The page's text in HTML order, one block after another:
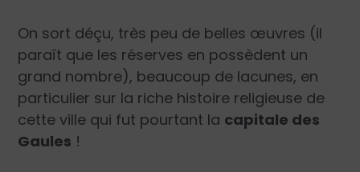
On sort déçu, très peu de belles œuvres (il
paraît que les réserves en possèdent un
grand nombre), beaucoup de lacunes, en
particulier sur la riche histoire religieuse de
cette ville qui fut pourtant la capitale des
Gaules !